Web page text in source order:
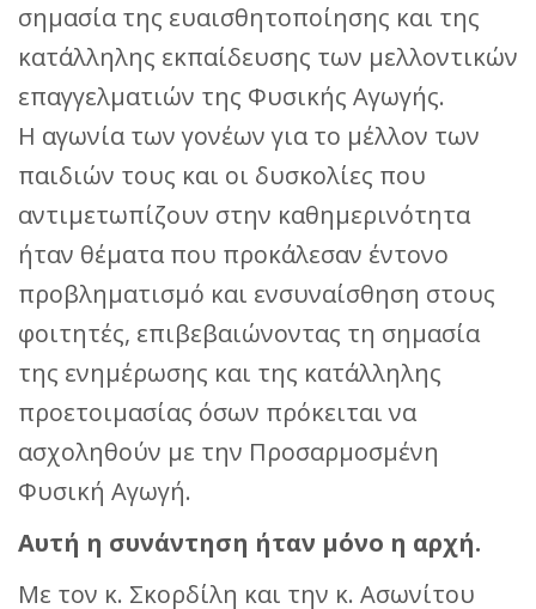
σημασία της ευαισθητοποίησης και της
κατάλληλης εκπαίδευσης των μελλοντικών
επαγγελματιών της Φυσικής Αγωγής.
Η αγωνία των γονέων για το μέλλον των
παιδιών τους και οι δυσκολίες που
αντιμετωπίζουν στην καθημερινότητα
ήταν θέματα που προκάλεσαν έντονο
προβληματισμό και ενσυναίσθηση στους
φοιτητές, επιβεβαιώνοντας τη σημασία
της ενημέρωσης και της κατάλληλης
προετοιμασίας όσων πρόκειται να
ασχοληθούν με την Προσαρμοσμένη
Φυσική Αγωγή.
Αυτή η συνάντηση ήταν μόνο η αρχή.
Με τον κ. Σκορδίλη και την κ. Ασωνίτου